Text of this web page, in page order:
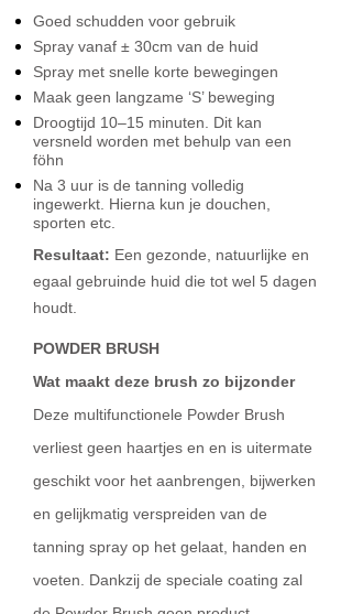
Goed schudden voor gebruik
Spray vanaf ± 30cm van de huid
Spray met snelle korte bewegingen
Maak geen langzame ‘S’ beweging
Droogtijd 10–15 minuten. Dit kan
versneld worden met behulp van een
föhn
Na 3 uur is de tanning volledig
ingewerkt. Hierna kun je douchen,
sporten etc.
Resultaat: Een gezonde, natuurlijke en
egaal gebruinde huid die tot wel 5 dagen
houdt.
POWDER BRUSH
Wat maakt deze brush zo bijzonder
Deze multifunctionele Powder Brush
verliest geen haartjes en en is uitermate
geschikt voor het aanbrengen, bijwerken
en gelijkmatig verspreiden van de
tanning spray op het gelaat, handen en
voeten. Dankzij de speciale coating zal